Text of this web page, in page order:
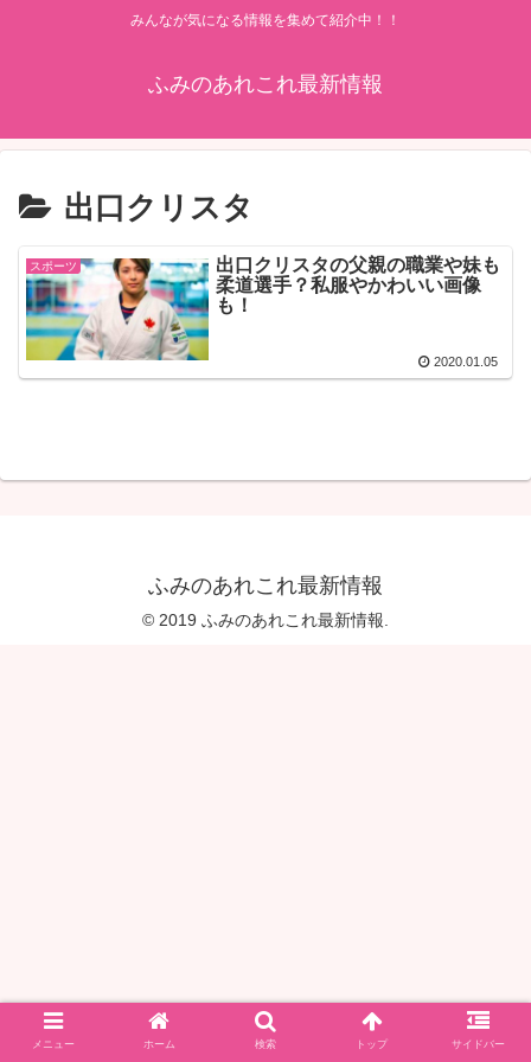
みんなが気になる情報を集めて紹介中！！
ふみのあれこれ最新情報
出口クリスタ
スポーツ
出口クリスタの父親の職業や妹も
柔道選手？私服やかわいい画像
も！
2020.01.05
ふみのあれこれ最新情報
© 2019 ふみのあれこれ最新情報.
メニュー ホーム 検索 トップ サイドバー